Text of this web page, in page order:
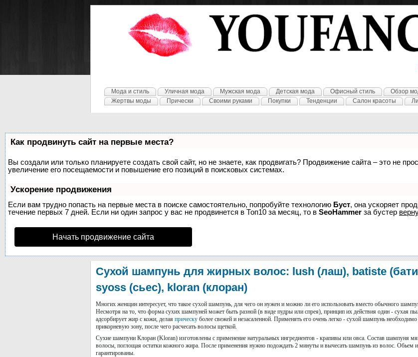
Мода и стиль Уличная мода Мужская мода Детская мода Офисный стиль Обзор
Жертвы моды
Прически Своими руками Покупки Тенденции Салон красоты
Как продвинуть сайт на первые места?
Вы создали или только планируете создать свой сайт, но не знаете, как продвигать? Продвижение сайта – это не
увеличение его посещаемости и повышение его позиций в поисковых системах.
Ускорение продвижения
Если вам трудно попасть на первые места в поиске самостоятельно, попробуйте технологию Буст, она ускоряет
течение первых 7 дней. Если ни один запрос у вас не продвинется в Топ10 за месяц, то в SeoHammer за бустер
Начать продвижение сайта
Сухой шампунь для жирных волос: lush (лаш), batiste
syoss (сьес), kloran (клоран)
Многих женщин интересует, что такое сухой шампунь, для чего он нужен и можно ли его использовать вместо обычного
Несмотря на то, что форма сухих шампуней может быть разной (в виде пудры или спрея), принцип их действия один - сухая
адсорбирует жир с кожи, делая прическу более свежей и незасаленной. Применять его очень легко - сухой шампунь необходимо
прикорневую зону, после чего расчесать волосы щеткой.
Сухие шампуни Клоран (Kloran) изготовлены с применение натуральных ингредиентов - крапивы или овса. Состав шампуня
волосы, поглощая остатки кожного жира. После применения нужно подождать 2 минуты и вычесать шампунь из волос. Обьем и
гарантированы.